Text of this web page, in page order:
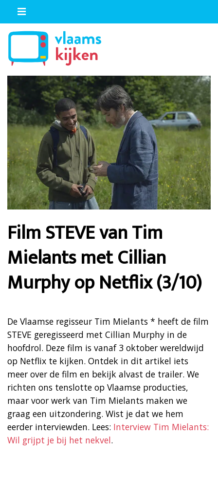
Film STEVE van Tim
Mielants met Cillian
Murphy op Netflix (3/10)
De Vlaamse regisseur Tim Mielants * heeft de film
STEVE geregisseerd met Cillian Murphy in de
hoofdrol. Deze film is vanaf 3 oktober wereldwijd
op Netflix te kijken. Ontdek in dit artikel iets
meer over de film en bekijk alvast de trailer. We
richten ons tenslotte op Vlaamse producties,
maar voor werk van Tim Mielants maken we
graag een uitzondering. Wist je dat we hem
eerder interviewden. Lees: Interview Tim Mielants:
Wil grijpt je bij het nekvel.